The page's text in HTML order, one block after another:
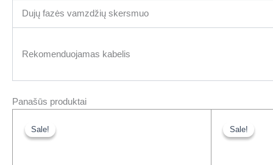
Dujų fazės vamzdžių skersmuo
Rekomenduojamas kabelis
Panašūs produktai
Sale!
Sale! Sale!
Sale!